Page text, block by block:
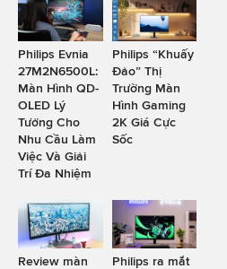
Philips Evnia
27M2N6500L:
Màn Hình QD-
OLED Lý
Tưởng Cho
Nhu Cầu Làm
Việc Và Giải
Trí Đa Nhiệm
Philips “Khuấy
Đảo” Thị
Trường Màn
Hình Gaming
2K Giá Cực
Sốc
Review màn
Philips ra mắt